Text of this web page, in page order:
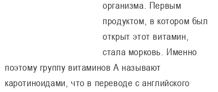
организма. Первым
продуктом, в котором был
открыт этот витамин,
стала морковь. Именно
поэтому группу витаминов А называют
каротиноидами, что в переводе с английского